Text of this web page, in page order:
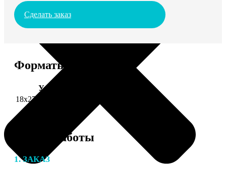
Сделать заказ
Форматы и цены
Услуга
18х27 см 126 частей
Этапы работы
1. ЗАКАЗ